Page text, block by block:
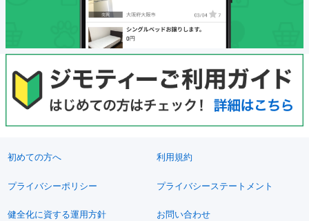
初めての方へ 利用規約
プライバシーポリシー プライバシーステートメント
健全化に資する運用方針 お問い合わせ